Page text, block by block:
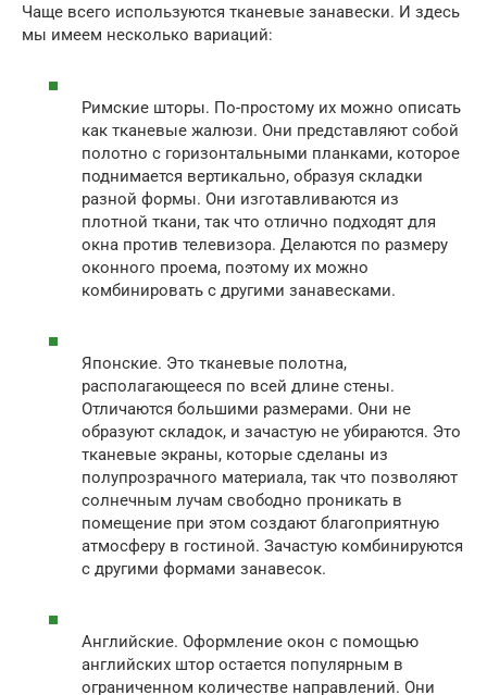
Чаще всего используются тканевые занавески. И здесь
мы имеем несколько вариаций:
Римские шторы. По-простому их можно описать
как тканевые жалюзи. Они представляют собой
полотно с горизонтальными планками, которое
поднимается вертикально, образуя складки
разной формы. Они изготавливаются из
плотной ткани, так что отлично подходят для
окна против телевизора. Делаются по размеру
оконного проема, поэтому их можно
комбинировать с другими занавесками.
Японские. Это тканевые полотна,
располагающееся по всей длине стены.
Отличаются большими размерами. Они не
образуют складок, и зачастую не убираются. Это
тканевые экраны, которые сделаны из
полупрозрачного материала, так что позволяют
солнечным лучам свободно проникать в
помещение при этом создают благоприятную
атмосферу в гостиной. Зачастую комбинируются
с другими формами занавесок.
Английские. Оформление окон с помощью
английских штор остается популярным в
ограниченном количестве направлений. Они